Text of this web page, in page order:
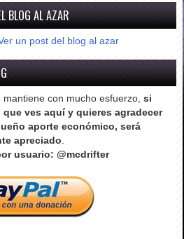
BLOG AL AZAR
un post del blog al azar
mantiene con mucho esfuerzo, si
ves aquí y quieres agradecer
aporte económico, será
apreciado.
usuario: @mcdrifter